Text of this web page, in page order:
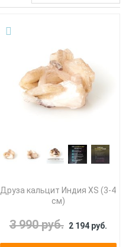
Друза кальцит Индия XS (3-4
см)
3 990 руб. 2 194 руб.